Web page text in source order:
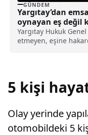
GÜNDEM
Yargıtay’dan
oynayan eş değil
kusurlu sayıldı
Yargıtay Hukuk
etmeyen, eşine
5 kişi
Olay yerinde
otomobildeki 5